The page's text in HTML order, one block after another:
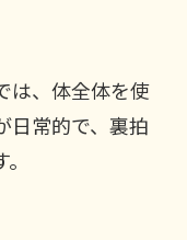
は、体全体を使
日常的で、裏拍